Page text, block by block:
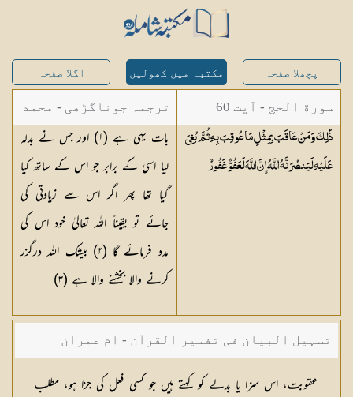
پچھلا صفحہ مکتبہ میں کھولیں اگلا صفحہ
سورة الحج - آیت 60
ذَٰلِكَ وَمَنْ عَاقَبَ بِمِثْلِ مَا عُوقِبَ بِهِ ثُمَّ بُغِيَ
عَلَيْهِ لَيَنصُرَنَّهُ اللَّهُ ۗ إِنَّ اللَّهَ لَعَفُوٌّغَفُورٌ
ترجمہ جوناگڑھی - محمد
جونا گڑھی بات یہی ہے (١) اور جس نے بدلہ
لیا اسی کے برابر جو اس کے ساتھ کیا
گیا تھا پھر اگر اس سے زیادتی کی
جائے تو یقیناً اللہ تعالیٰ خود اس کی
مدد فرمائے گا (٢) بیشک اللہ درگزر
کرنے والا بخشنے والا ہے (٣)
تسہیل البیان فی تفسیر القرآن - ام عمران
شکیلہ بنت میاں فضل حسین
عقوبت، اس سزا یا بدلے کو کہتے ہیں جو کسی فعل کی جزا ہو، مطلب